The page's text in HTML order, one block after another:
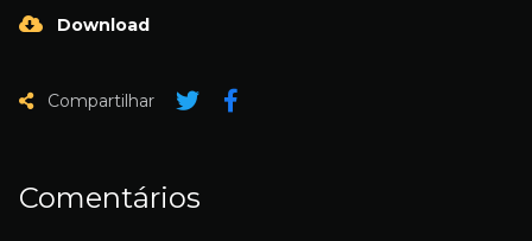
Download
Compartilhar
Comentários